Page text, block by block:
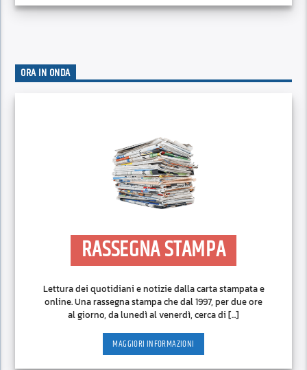
ORA IN ONDA
RASSEGNA STAMPA
Lettura dei quotidiani e notizie dalla carta stampata e
online. Una rassegna stampa che dal 1997, per due ore
al giorno, da lunedì al venerdì, cerca di [...]
MAGGIORI INFORMAZIONI